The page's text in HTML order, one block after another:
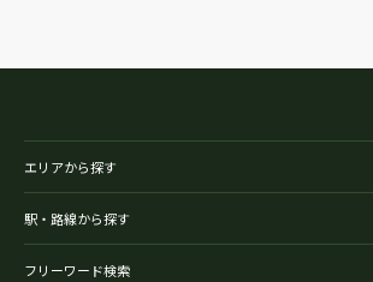
エリアから探す
駅・路線から探す
フリーワード検索